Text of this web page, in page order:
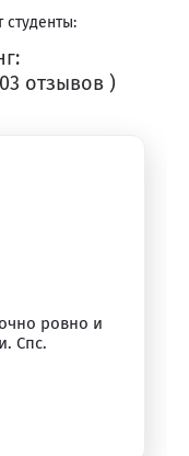
отзывов )
ровно и
Спс.